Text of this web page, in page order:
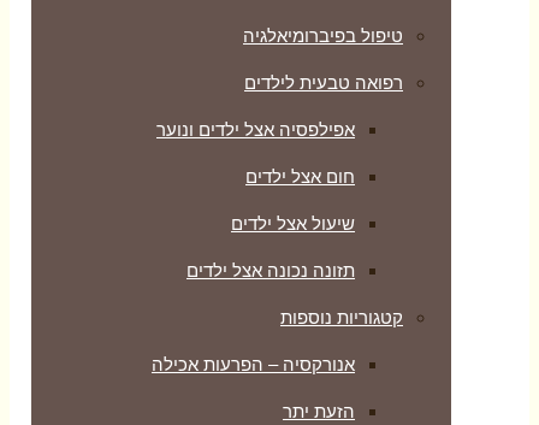
טיפול בפיברומיאלגיה
רפואה טבעית לילדים
אפילפסיה אצל ילדים ונוער
חום אצל ילדים
שיעול אצל ילדים
תזונה נכונה אצל ילדים
קטגוריות נוספות
אנורקסיה – הפרעות אכילה
הזעת יתר